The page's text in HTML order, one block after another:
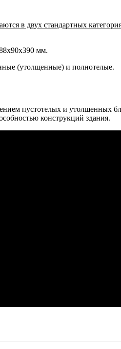
в двух стандартных
мм.
(утолщенные) и полнотелые.
пустотелых и утолщенных
конструкций здания.